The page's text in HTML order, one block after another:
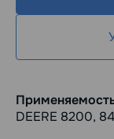
DEERE 8200,